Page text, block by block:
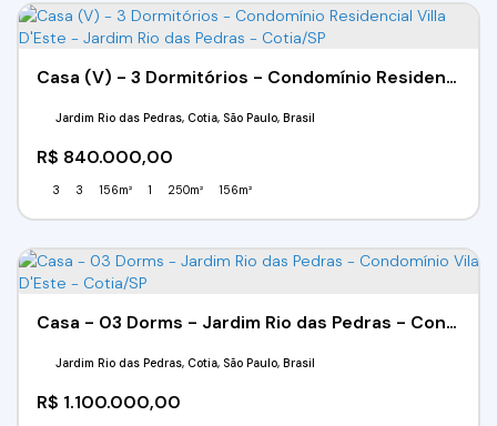
Casa (V) - 3 Dormitórios - Condomínio Residencial Villa D'Este - Jardim Rio das Pedras - Cotia/SP
R$ 840.000,00
Jardim Rio das Pedras, Cotia, São Paulo, Brasil
3 3 156m² 1 250m² 156m²
Casa - 03 Dorms - Jardim Rio das Pedras - Condomínio Vila D'Este - Cotia/SP
R$ 1.100.000,00
Jardim Rio das Pedras, Cotia, São Paulo, Brasil